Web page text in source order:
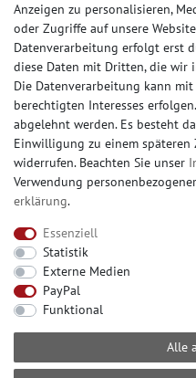
Rund um die Uhr
Muster (Musterstück
Besuchen Sie unsere
bei Düsseldorf.
Mo.-Fr.:
E-mail:
Anzeigen zu personalisieren,
oder Zugriffe auf unsere
Datenverarbeitung erfolgt erst
diese Daten mit Dritten, die wir
Die Datenverarbeitung kann
berechtigten Interesses
abgelehnt werden. Es besteht
Einwilligung zu einem
widerrufen. Beachten Sie unser
Verwendung
erklärung.
Essenziell
Statistik
Externe Medien
PayPal
Funktional
Alle